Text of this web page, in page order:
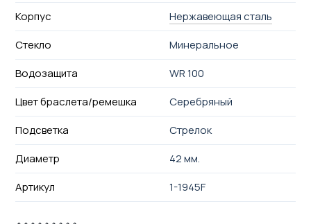
Корпус
Нержавеющая сталь
Стекло
Минеральное
Водозащита
WR 100
Цвет браслета/ремешка
Серебряный
Подсветка
Стрелок
Диаметр
42 мм.
Артикул
1-1945F